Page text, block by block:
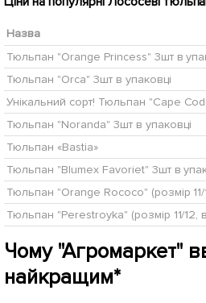
Назва
Тюльпан "Orange Princess" 3шт в
Тюльпан "Orca" 3шт в упаковці
Тюльпан "Noranda" 3шт в упаковці
Тюльпан «Bastia»
Тюльпан "Blumex Favoriet" 3шт в
Чому "Агромаркет"
найкращим*